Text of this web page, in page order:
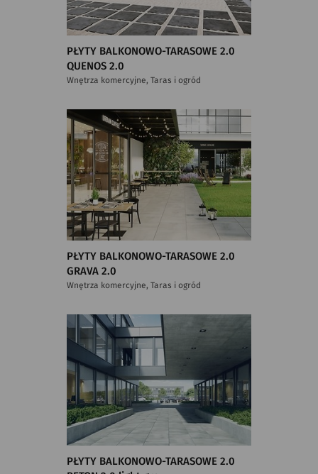
PŁYTY BALKONOWO-TARASOWE 2.0
QUENOS 2.0
Wnętrza komercyjne, Taras i ogród
PŁYTY BALKONOWO-TARASOWE 2.0
GRAVA 2.0
Wnętrza komercyjne, Taras i ogród
PŁYTY BALKONOWO-TARASOWE 2.0